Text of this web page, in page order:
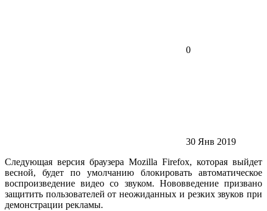
0
30 Янв 2019
Следующая версия браузера Mozilla Firefox, которая выйдет
весной, будет по умолчанию блокировать автоматическое
воспроизведение видео со звуком. Нововведение призвано
защитить пользователей от неожиданных и резких звуков при
демонстрации рекламы.